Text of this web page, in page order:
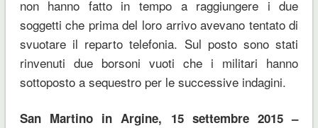
non hanno fatto in tempo a raggiungere i due
soggetti che prima del loro arrivo avevano tentato di
svuotare il reparto telefonia. Sul posto sono stati
rinvenuti due borsoni vuoti che i militari hanno
sottoposto a sequestro per le successive indagini.
San Martino in Argine, 15 settembre 2015 –